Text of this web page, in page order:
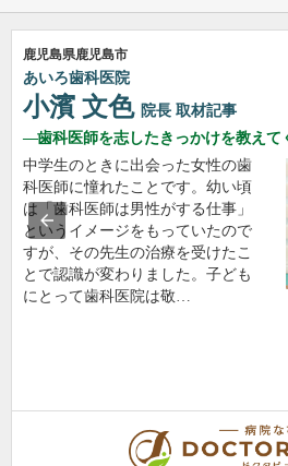
鹿児島県鹿児島市
あいろ歯科医院
小濱 文色 院長 取材記事
歯科医師を志したきっかけを教えて
中学生のときに出会った女性の歯
科医師に憧れたことです。幼い頃
は「歯科医師は男性がする仕事」
というイメージをもっていたので
すが、その先生の治療を受けたこ
とで認識が変わりました。子ども
にとって歯科医院は敬…